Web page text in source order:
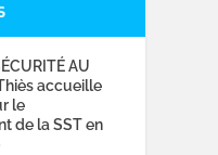
AU
accueille
le
de la SST en